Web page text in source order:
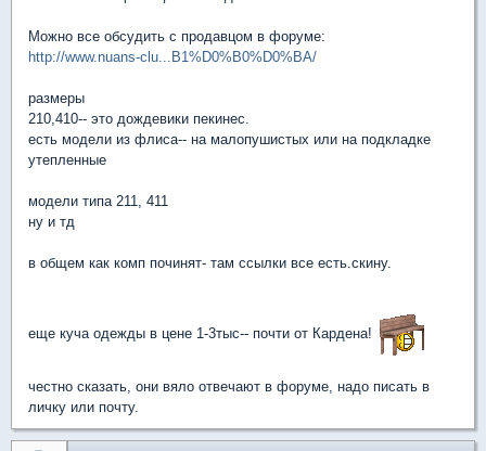
Можно все обсудить с продавцом в форуме:
http://www.nuans-clu...B1%D0%B0%D0%BA/
размеры
210,410-- это дождевики пекинес.
есть модели из флиса-- на малопушистых или на подкладке
утепленные
модели типа 211, 411
ну и тд
в общем как комп починят- там ссылки все есть.скину.
еще куча одежды в цене 1-3тыс-- почти от Кардена!
честно сказать, они вяло отвечают в форуме, надо писать в
личку или почту.